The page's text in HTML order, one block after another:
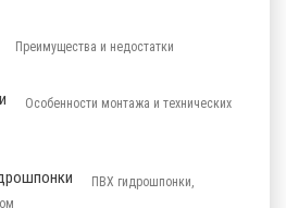
Преимущества и недостатки
Особенности монтажа и технических
ПВХ гидрошпонки,